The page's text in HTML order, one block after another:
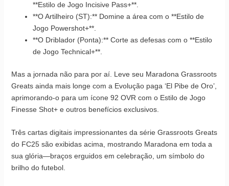
**Estilo de Jogo Incisive Pass+**.
**O Artilheiro (ST):** Domine a área com o **Estilo de
Jogo Powershot+**.
**O Driblador (Ponta):** Corte as defesas com o **Estilo
de Jogo Technical+**.
Mas a jornada não para por aí. Leve seu Maradona Grassroots
Greats ainda mais longe com a Evolução paga ‘El Pibe de Oro’,
aprimorando-o para um ícone 92 OVR com o Estilo de Jogo
Finesse Shot+ e outros benefícios exclusivos.
Três cartas digitais impressionantes da série Grassroots Greats
do FC25 são exibidas acima, mostrando Maradona em toda a
sua glória—braços erguidos em celebração, um símbolo do
brilho do futebol.